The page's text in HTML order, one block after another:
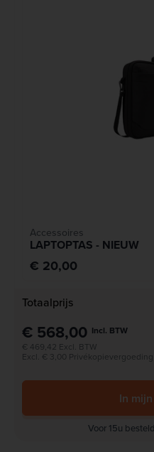
Accessoires
LAPTOPTAS - NIEUW
€ 20,00
Totaalprijs
€ 568,00 Incl. BTW
€ 469,42 Excl. BTW
Excl. € 3,00 Privékopievergoeding
In
Voor 15u